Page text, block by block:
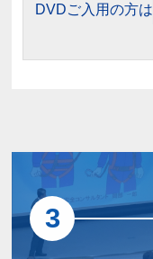
DVDご入用の方は
3